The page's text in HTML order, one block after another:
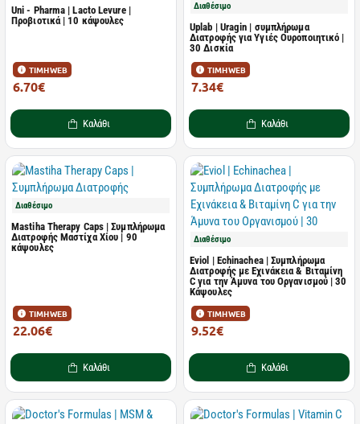
Uni - Pharma | Lacto Levure |
Προβιοτικά | 10 κάψουλες
ΤΙΜΗ WEB
6.70€
Καλάθι
Διαθέσιμο
Uplab | Uragin | συμπλήρωμα
Διατροφής για Υγιές Ουροποιητικό |
30 Δισκία
ΤΙΜΗ WEB
7.34€
Καλάθι
Διαθέσιμο
Mastiha Therapy Caps | Συμπλήρωμα
Διατροφής Μαστίχα Χίου | 90
κάψουλες
ΤΙΜΗ WEB
22.06€
Καλάθι
Διαθέσιμο
Eviol | Echinachea | Συμπλήρωμα
Διατροφής με Εχινάκεια & Βιταμίνη
C για την Άμυνα του Οργανισμού | 30
Κάψουλες
ΤΙΜΗ WEB
9.52€
Καλάθι